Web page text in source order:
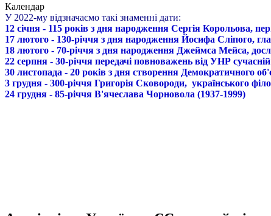
Календар
У 2022-му відзначаємо такі знаменні дати:
12 січня - 115 років з дня народження Сергія Корольова,
17 лютого - 130-річчя з дня народження Йосифа Сліпого,
18 лютого - 70-річчя з дня народження Джеймса Мейса,
22 серпня - 30-річчя передачі повноважень від УНР сучасній
30 листопада - 20 років з дня створення Демократичного
3 грудня - 300-річчя Григорія Сковороди, українського
24 грудня - 85-річчя В'ячеслава Чорновола (1937-1999)